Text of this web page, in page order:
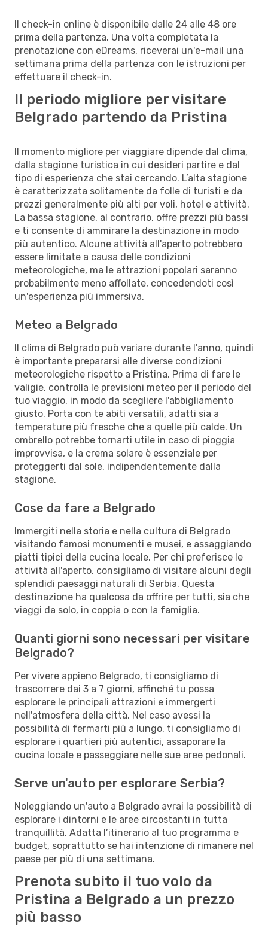
Il check-in online è disponibile dalle 24 alle 48 ore
prima della partenza. Una volta completata la
prenotazione con eDreams, riceverai un'e-mail una
settimana prima della partenza con le istruzioni per
effettuare il check-in.
Il periodo migliore per visitare
Belgrado partendo da Pristina
Il momento migliore per viaggiare dipende dal clima,
dalla stagione turistica in cui desideri partire e dal
tipo di esperienza che stai cercando. L’alta stagione
è caratterizzata solitamente da folle di turisti e da
prezzi generalmente più alti per voli, hotel e attività.
La bassa stagione, al contrario, offre prezzi più bassi
e ti consente di ammirare la destinazione in modo
più autentico. Alcune attività all'aperto potrebbero
essere limitate a causa delle condizioni
meteorologiche, ma le attrazioni popolari saranno
probabilmente meno affollate, concedendoti così
un'esperienza più immersiva.
Meteo a Belgrado
Il clima di Belgrado può variare durante l'anno, quindi
è importante prepararsi alle diverse condizioni
meteorologiche rispetto a Pristina. Prima di fare le
valigie, controlla le previsioni meteo per il periodo del
tuo viaggio, in modo da scegliere l'abbigliamento
giusto. Porta con te abiti versatili, adatti sia a
temperature più fresche che a quelle più calde. Un
ombrello potrebbe tornarti utile in caso di pioggia
improvvisa, e la crema solare è essenziale per
proteggerti dal sole, indipendentemente dalla
stagione.
Cose da fare a Belgrado
Immergiti nella storia e nella cultura di Belgrado
visitando famosi monumenti e musei, e assaggiando
piatti tipici della cucina locale. Per chi preferisce le
attività all'aperto, consigliamo di visitare alcuni degli
splendidi paesaggi naturali di Serbia. Questa
destinazione ha qualcosa da offrire per tutti, sia che
viaggi da solo, in coppia o con la famiglia.
Quanti giorni sono necessari per visitare
Belgrado?
Per vivere appieno Belgrado, ti consigliamo di
trascorrere dai 3 a 7 giorni, affinché tu possa
esplorare le principali attrazioni e immergerti
nell'atmosfera della città. Nel caso avessi la
possibilità di fermarti più a lungo, ti consigliamo di
esplorare i quartieri più autentici, assaporare la
cucina locale e passeggiare nelle sue aree pedonali.
Serve un'auto per esplorare Serbia?
Noleggiando un'auto a Belgrado avrai la possibilità di
esplorare i dintorni e le aree circostanti in tutta
tranquillità. Adatta l’itinerario al tuo programma e
budget, soprattutto se hai intenzione di rimanere nel
paese per più di una settimana.
Prenota subito il tuo volo da
Pristina a Belgrado a un prezzo
più basso